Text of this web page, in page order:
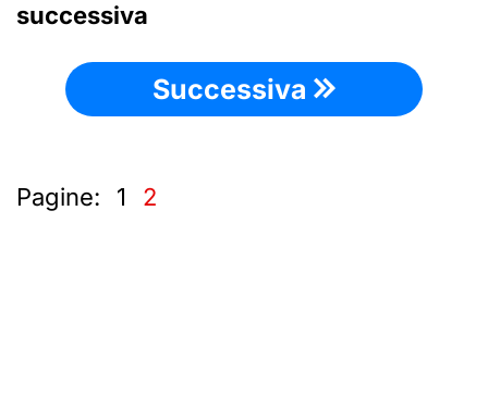
successiva
Successiva
Pagine: 1 2